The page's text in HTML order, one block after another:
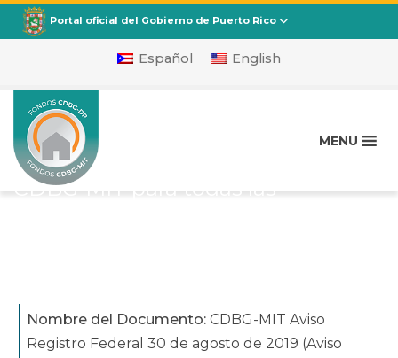
CDBG
Departamento de la Vivienda
Portal oficial del Gobierno de Puerto Rico
Español English
MENU
CDBG-MIT Aviso Registro
Federal 30 de agosto de
2019 (Aviso principal sobre
CDBG-MIT para todas las
Nombre del Documento: CDBG-MIT Aviso
Registro Federal 30 de agosto de 2019 (Aviso